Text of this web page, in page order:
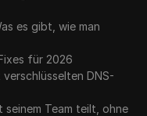
es gibt, wie man
für 2026
DNS-
seinem Team teilt, ohne